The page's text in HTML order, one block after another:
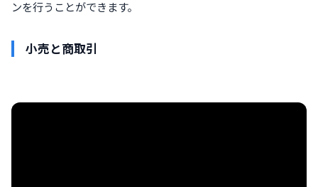
ンを行うことができます。
小売と商取引